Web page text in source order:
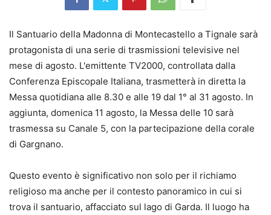
Il Santuario della Madonna di Montecastello a Tignale sarà
protagonista di una serie di trasmissioni televisive nel
mese di agosto. L'emittente TV2000, controllata dalla
Conferenza Episcopale Italiana, trasmetterà in diretta la
Messa quotidiana alle 8.30 e alle 19 dal 1° al 31 agosto. In
aggiunta, domenica 11 agosto, la Messa delle 10 sarà
trasmessa su Canale 5, con la partecipazione della corale
di Gargnano.
Questo evento è significativo non solo per il richiamo
religioso ma anche per il contesto panoramico in cui si
trova il santuario, affacciato sul lago di Garda. Il luogo ha